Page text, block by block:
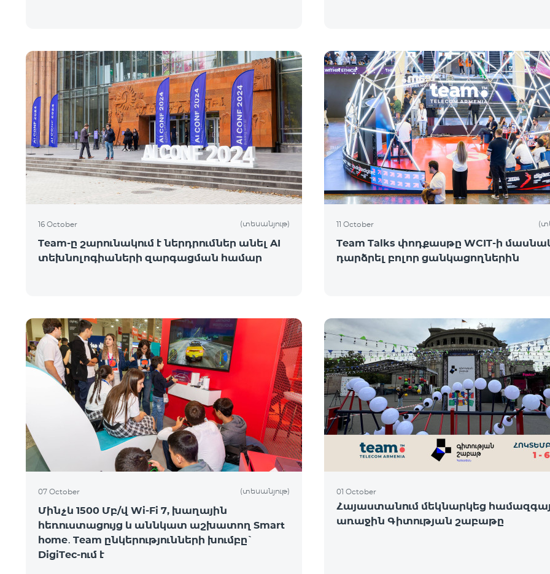
16 October (տեսանյութ)
Team-ը շարունակում է ներդրումներ անել AI
տեխնոլոգիաների զարգացման համար
11 October
Team Talks փոդքասթը WCIT-ի
դարձրել բոլոր ցանկացողներին
07 October (տեսանյութ)
Մինչև 1500 Մբ/վ Wi-Fi 7, խաղային
հեռուստացույց և աննկատ աշխատող Smart
home․ Team ընկերությունների խումբը`
DigiTec-ում է
01 October
Հայաստանում մեկնարկեց
առաջին Գիտության շաբաթը